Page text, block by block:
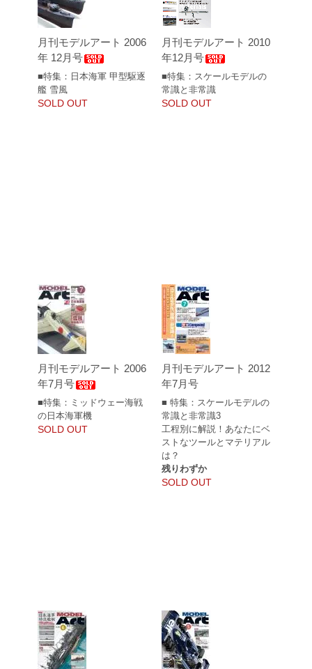
月刊モデルアート 2006
年 12月号
■特集：日本海軍 甲型駆逐
艦 雪風
SOLD OUT
月刊モデルアート 2010
年12月号
■特集：スケールモデルの
常識と非常識
SOLD OUT
月刊モデルアート 2006
年7月号
■特集：ミッドウェー海戦
の日本海軍機
SOLD OUT
月刊モデルアート 2012
年7月号
■ 特集：スケールモデルの
常識と非常識3
工程別に解説！あなたにベ
ストなツールとマテリアル
は？
残りわずか
SOLD OUT